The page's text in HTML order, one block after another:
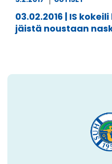
03.02.2016 | IS
jäistä noustaan